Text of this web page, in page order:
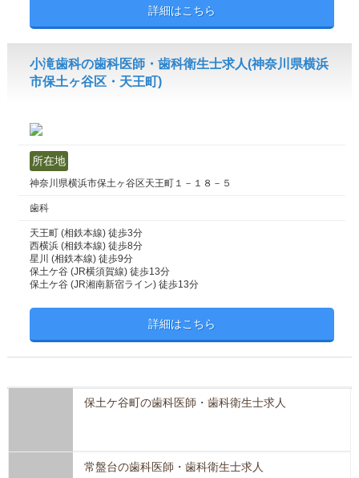
詳細はこちら
小滝歯科の歯科医師・歯科衛生士求人(神奈川県横浜
市保土ヶ谷区・天王町)
所在地
神奈川県横浜市保土ヶ谷区天王町１－１８－５
歯科
天王町 (相鉄本線) 徒歩3分
西横浜 (相鉄本線) 徒歩8分
星川 (相鉄本線) 徒歩9分
保土ケ谷 (JR横須賀線) 徒歩13分
保土ケ谷 (JR湘南新宿ライン) 徒歩13分
詳細はこちら
保土ケ谷町の歯科医師・歯科衛生士求人
常盤台の歯科医師・歯科衛生士求人